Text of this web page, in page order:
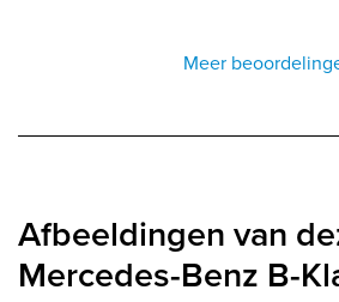
Meer
Afbeeldingen van
Mercedes-Benz B-